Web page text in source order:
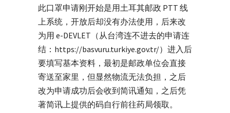
此口罩申请刚开始是用土耳其邮政 PTT 线
上系统，开放后却没有办法使用，后来改
为用 e-DEVLET（从台湾连不进去的申请连
结：https://basvuru.turkiye.gov.tr/）进入后
要填写基本资料，最初是邮政单位会直接
寄送至家里，但显然物流无法负担，之后
改为申请成功后会收到简讯通知，之后凭
著简讯上提供的码自行前往药局领取。